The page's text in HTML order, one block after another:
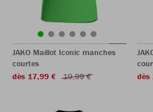
JAKO Maillot Iconic manches
courtes
dès 17,99 €
19,99 €
dès